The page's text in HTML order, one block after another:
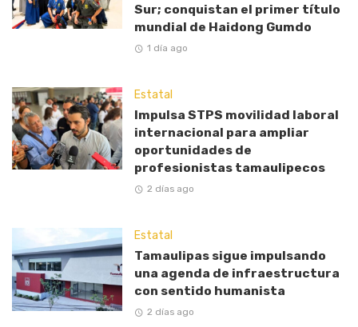
Sur; conquistan el primer título
mundial de Haidong Gumdo
1 día ago
Estatal
Impulsa STPS movilidad laboral
internacional para ampliar
oportunidades de
profesionistas tamaulipecos
2 días ago
Estatal
Tamaulipas sigue impulsando
una agenda de infraestructura
con sentido humanista
2 días ago